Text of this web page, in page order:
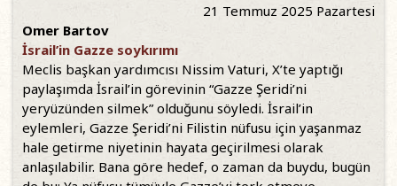
21 Temmuz 2025 Pazartesi
Omer Bartov
İsrail’in Gazze soykırımı
Meclis başkan yardımcısı Nissim Vaturi, X’te yaptığı
paylaşımda İsrail’in görevinin “Gazze Şeridi’ni
yeryüzünden silmek” olduğunu söyledi. İsrail’in
eylemleri, Gazze Şeridi’ni Filistin nüfusu için yaşanmaz
hale getirme niyetinin hayata geçirilmesi olarak
anlaşılabilir. Bana göre hedef, o zaman da buydu, bugün